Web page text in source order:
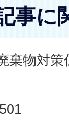
事に
棄物対策